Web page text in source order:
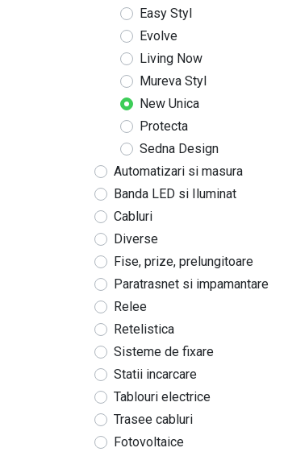
Easy Styl
Evolve
Living Now
Mureva Styl
New Unica
Protecta
Sedna Design
Automatizari si masura
Banda LED si Iluminat
Cabluri
Diverse
Fise, prize, prelungitoare
Paratrasnet si impamantare
Relee
Retelistica
Sisteme de fixare
Statii incarcare
Tablouri electrice
Trasee cabluri
Fotovoltaice